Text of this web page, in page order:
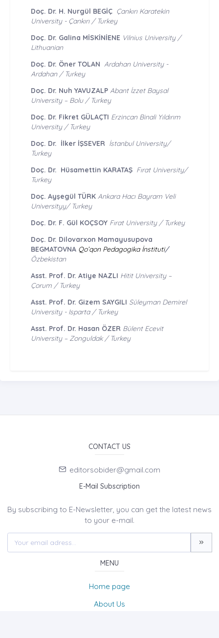
Doç. Dr. H. Nurgül BEGİÇ Çankırı Karatekin
University - Çankırı / Turkey
Doç. Dr. Galina MİSKİNİENE Vilnius University /
Lithuanian
Doç. Dr. Öner TOLAN Ardahan University -
Ardahan / Turkey
Doç. Dr. Nuh YAVUZALP Abant İzzet Baysal
University – Bolu / Turkey
Doç. Dr. Fikret GÜLAÇTI Erzincan Binali Yıldırım
University / Turkey
Doç. Dr. İlker İŞSEVER İstanbul University/
Turkey
Doç. Dr. Hüsamettin KARATAŞ Fırat University/
Turkey
Doç. Ayşegül TÜRK Ankara Hacı Bayram Veli
Universityy/ Turkey
Doç. Dr. F. Gül KOÇSOY Fırat University / Turkey
Doç. Dr. Dilovarxon Mamayusupova
BEGMATOVNA Qo’qon Pedagogika İnstituti/
Özbekistan
Asst. Prof. Dr. Atiye NAZLI Hitit University –
Çorum / Turkey
Asst. Prof. Dr. Gizem SAYGILI Süleyman Demirel
University - Isparta / Turkey
Asst. Prof. Dr. Hasan ÖZER Bülent Ecevit
University – Zonguldak / Turkey
CONTACT US
editorsobider@gmail.com
E-Mail Subscription
By subscribing to E-Newsletter, you can get the latest news
to your e-mail.
MENU
Home page
About Us